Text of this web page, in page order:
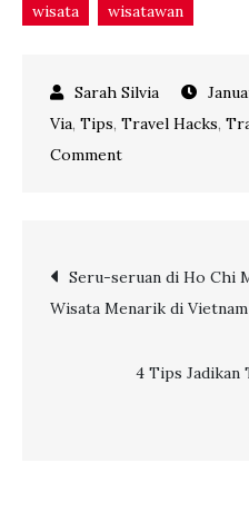
wisata
wisatawan
Via, Tips, Travel Hacks,
Commenton
Alasan
Kenapa
Jadi
Post
Seru-seruan di Ho Chi
Wisata Menarik di Vietnam
4 Tips Jadikan